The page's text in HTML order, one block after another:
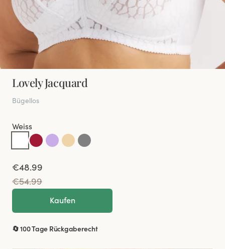
Lovely Jacquard
Bügellos
Weiss
€48.99
€54.99
Kaufen
🔄 100 Tage Rückgaberecht